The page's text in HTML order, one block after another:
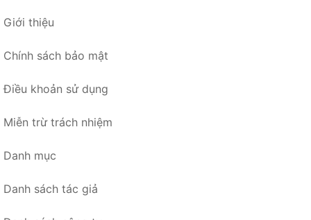
Giới thiệu
Chính sách bảo mật
Điều khoản sử dụng
Miễn trừ trách nhiệm
Danh mục
Danh sách tác giả